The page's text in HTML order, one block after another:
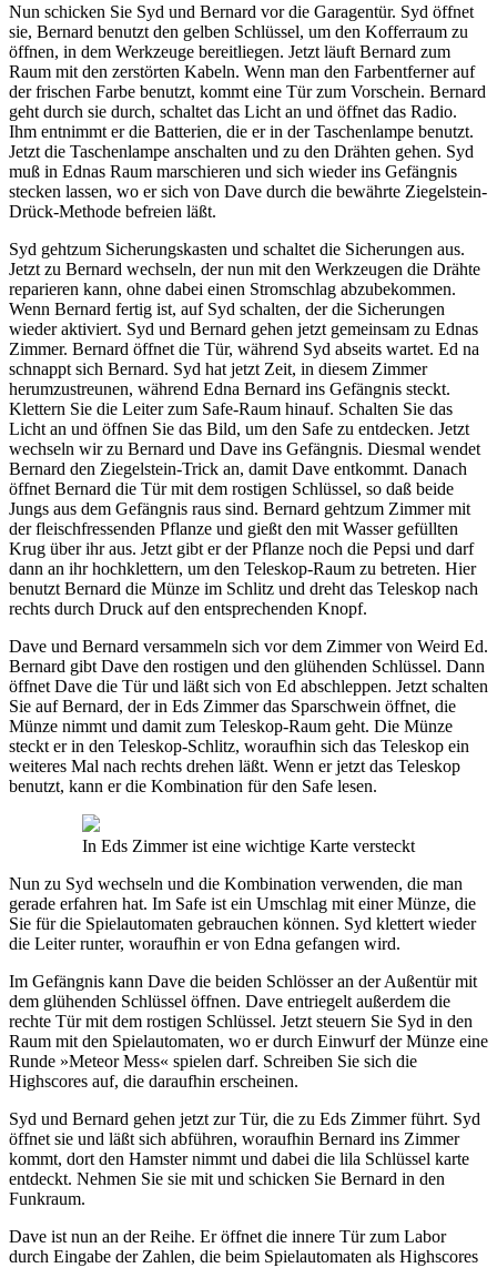
Nun schicken Sie Syd und Bernard vor die Garagentür. Syd öffnet
sie, Bernard benutzt den gelben Schlüssel, um den Kofferraum zu
öffnen, in dem Werkzeuge bereitliegen. Jetzt läuft Bernard zum
Raum mit den zerstörten Kabeln. Wenn man den Farbentferner auf
der frischen Farbe benutzt, kommt eine Tür zum Vorschein. Bernard
geht durch sie durch, schaltet das Licht an und öffnet das Radio.
Ihm entnimmt er die Batterien, die er in der Taschenlampe benutzt.
Jetzt die Taschenlampe anschalten und zu den Drähten gehen. Syd
muß in Ednas Raum marschieren und sich wieder ins Gefängnis
stecken lassen, wo er sich von Dave durch die bewährte Ziegelstein-
Drück-Methode befreien läßt.
Syd gehtzum Sicherungskasten und schaltet die Sicherungen aus.
Jetzt zu Bernard wechseln, der nun mit den Werkzeugen die Drähte
reparieren kann, ohne dabei einen Stromschlag abzubekommen.
Wenn Bernard fertig ist, auf Syd schalten, der die Sicherungen
wieder aktiviert. Syd und Bernard gehen jetzt gemeinsam zu Ednas
Zimmer. Bernard öffnet die Tür, während Syd abseits wartet. Ed na
schnappt sich Bernard. Syd hat jetzt Zeit, in diesem Zimmer
herumzustreunen, während Edna Bernard ins Gefängnis steckt.
Klettern Sie die Leiter zum Safe-Raum hinauf. Schalten Sie das
Licht an und öffnen Sie das Bild, um den Safe zu entdecken. Jetzt
wechseln wir zu Bernard und Dave ins Gefängnis. Diesmal wendet
Bernard den Ziegelstein-Trick an, damit Dave entkommt. Danach
öffnet Bernard die Tür mit dem rostigen Schlüssel, so daß beide
Jungs aus dem Gefängnis raus sind. Bernard gehtzum Zimmer mit
der fleischfressenden Pflanze und gießt den mit Wasser gefüllten
Krug über ihr aus. Jetzt gibt er der Pflanze noch die Pepsi und darf
dann an ihr hochklettern, um den Teleskop-Raum zu betreten. Hier
benutzt Bernard die Münze im Schlitz und dreht das Teleskop nach
rechts durch Druck auf den entsprechenden Knopf.
Dave und Bernard versammeln sich vor dem Zimmer von Weird Ed.
Bernard gibt Dave den rostigen und den glühenden Schlüssel. Dann
öffnet Dave die Tür und läßt sich von Ed abschleppen. Jetzt schalten
Sie auf Bernard, der in Eds Zimmer das Sparschwein öffnet, die
Münze nimmt und damit zum Teleskop-Raum geht. Die Münze
steckt er in den Teleskop-Schlitz, woraufhin sich das Teleskop ein
weiteres Mal nach rechts drehen läßt. Wenn er jetzt das Teleskop
benutzt, kann er die Kombination für den Safe lesen.
In Eds Zimmer ist eine wichtige Karte versteckt
Nun zu Syd wechseln und die Kombination verwenden, die man
gerade erfahren hat. Im Safe ist ein Umschlag mit einer Münze, die
Sie für die Spielautomaten gebrauchen können. Syd klettert wieder
die Leiter runter, woraufhin er von Edna gefangen wird.
Im Gefängnis kann Dave die beiden Schlösser an der Außentür mit
dem glühenden Schlüssel öffnen. Dave entriegelt außerdem die
rechte Tür mit dem rostigen Schlüssel. Jetzt steuern Sie Syd in den
Raum mit den Spielautomaten, wo er durch Einwurf der Münze eine
Runde »Meteor Mess« spielen darf. Schreiben Sie sich die
Highscores auf, die daraufhin erscheinen.
Syd und Bernard gehen jetzt zur Tür, die zu Eds Zimmer führt. Syd
öffnet sie und läßt sich abführen, woraufhin Bernard ins Zimmer
kommt, dort den Hamster nimmt und dabei die lila Schlüssel karte
entdeckt. Nehmen Sie sie mit und schicken Sie Bernard in den
Funkraum.
Dave ist nun an der Reihe. Er öffnet die innere Tür zum Labor
durch Eingabe der Zahlen, die beim Spielautomaten als Highscores